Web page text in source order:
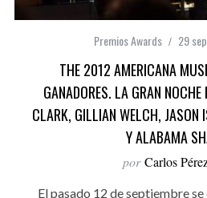
Premios Awards 29
THE 2012 AMERICANA
GANADORES. LA GRAN
CLARK, GILLIAN WELCH,
Y ALABAMA
por Carlos
El pasado 12 de septiembre